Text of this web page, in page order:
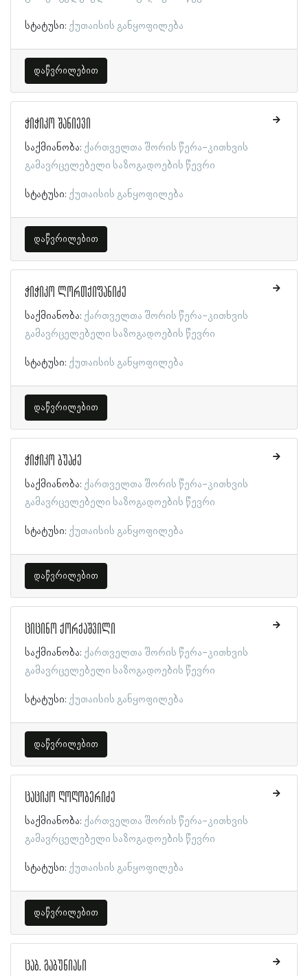
სტატუსი: ქუთაისის განყოფილება
დაწვრილებით
ჭიჭიკო შანიევი
საქმიანობა: ქართველთა შორის წერა-კითხვის
გამავრცელებელი საზოგადოების წევრი
სტატუსი: ქუთაისის განყოფილება
დაწვრილებით
ჭიჭიკო ლორთქიფანიძე
საქმიანობა: ქართველთა შორის წერა-კითხვის
გამავრცელებელი საზოგადოების წევრი
სტატუსი: ქუთაისის განყოფილება
დაწვრილებით
ჭიჭიკო ბუაძე
საქმიანობა: ქართველთა შორის წერა-კითხვის
გამავრცელებელი საზოგადოების წევრი
სტატუსი: ქუთაისის განყოფილება
დაწვრილებით
ციცინო ქორქაშვილი
საქმიანობა: ქართველთა შორის წერა-კითხვის
გამავრცელებელი საზოგადოების წევრი
სტატუსი: ქუთაისის განყოფილება
დაწვრილებით
ცაციკო ღოღობერიძე
საქმიანობა: ქართველთა შორის წერა-კითხვის
გამავრცელებელი საზოგადოების წევრი
სტატუსი: ქუთაისის განყოფილება
დაწვრილებით
ცაბ. გაბუნიასი